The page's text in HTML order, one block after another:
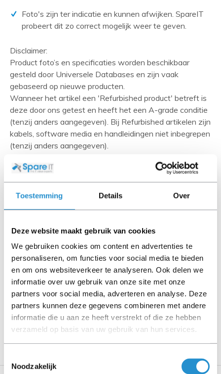
Toestemming Details Over
Deze website maakt gebruik van cookies
We gebruiken cookies om content en advertenties te
personaliseren, om functies voor social media te bieden
en om ons websiteverkeer te analyseren. Ook delen we
informatie over uw gebruik van onze site met onze
partners voor social media, adverteren en analyse. Deze
partners kunnen deze gegevens combineren met andere
informatie die u aan ze heeft verstrekt of die ze hebben
verzameld op basis van uw gebruik van hun services.
Noodzakelijk
Foto's zijn ter indicatie en kunnen afwijken. SpareIT
probeert dit zo correct mogelijk weer te geven.
Disclaimer:
Product foto’s en specificaties worden beschikbaar
gesteld door Universele Databases en zijn vaak
gebaseerd op nieuwe producten.
Wanneer het artikel een 'Refurbished product' betreft is
deze door ons getest en heeft het een A-grade conditie
(tenzij anders aangegeven). Bij Refurbished artikelen zijn
kabels, software media en handleidingen niet inbegrepen
(tenzij anders aangegeven).
Let goed op de productbeschrijving en neem bij vragen
contact op met ons.
Omschrijving
HP StoreEver LTO Ultrium Tape Drives represent six-
generations of LTO technology capable of storing up to
6.25 TB per cartridge, with HP TapeAssure for
manageability, hardware data encryption, HP StoreOpen
with LTFS for ease of use at an unprecedented
performance.
With HP TapeAssure customers can be confident that
their data is safe by monitoring drive and media
Toon meer